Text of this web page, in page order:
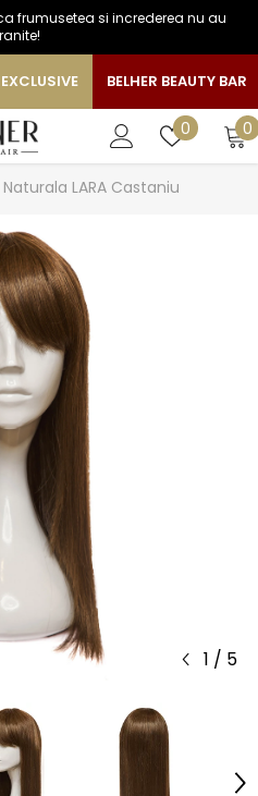
ca frumusetea si increderea nu au
BELHER BEAUTY BAR
0 Liste
00
LARA Castaniu
1 / 5